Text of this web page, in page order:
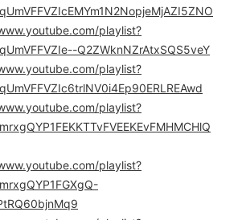
playlist?
Q2ZWknNZrAtxSQS5veY
playlist?
playlist?
playlist?